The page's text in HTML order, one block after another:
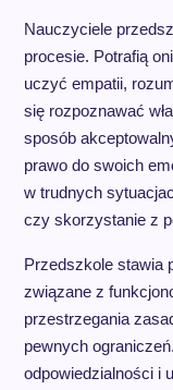
Nauczyciele
procesie. Potrafią
uczyć empatii,
się rozpoznawać
sposób
prawo do swoich
w trudnych
czy skorzystanie z
Przedszkole stawia
związane z
przestrzegania
pewnych
odpowiedzialności i